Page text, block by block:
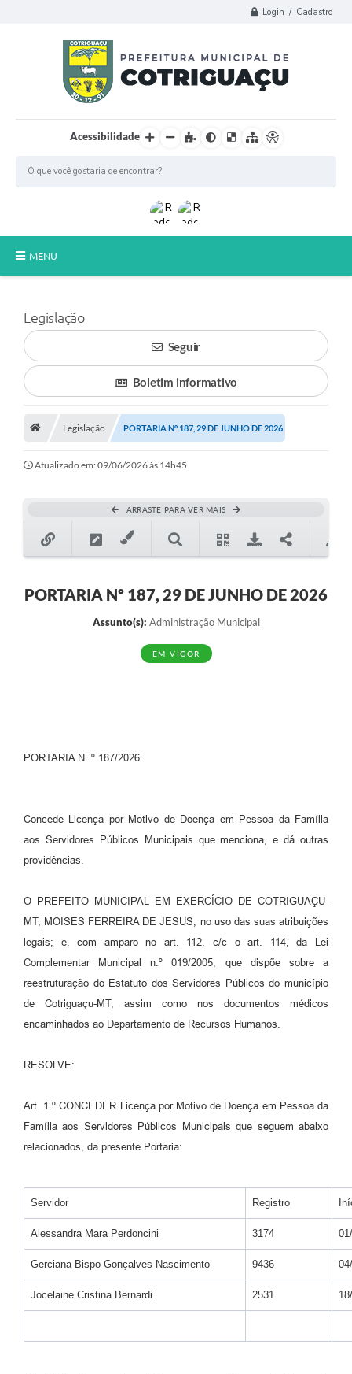
Login / Cadastro
Acessibilidade
MENU
Poder Legislativo
A Prefeitura
Município
Galeria de Fotos
Ouvidoria
Obras
Contas Públicas
Legislação
Serviços Online
Telefones Úteis
Enquete
Agenda
Diário Oficial
Legislação
Seguir
Boletim informativo
Legislação PORTARIA Nº 187, 29 DE JUNHO DE 2026
Atualizado em: 09/06/2026 às 14h45
ARRASTE PARA VER MAIS
PORTARIA Nº 187, 29 DE JUNHO DE 2026
Assunto(s): Administração Municipal
EM VIGOR
PORTARIA N. º 187/2026.
Concede Licença por Motivo de Doença em Pessoa da Família
aos Servidores Públicos Municipais que menciona, e dá outras
providências.
O PREFEITO MUNICIPAL EM EXERCÍCIO DE COTRIGUAÇU-
MT, MOISES FERREIRA DE JESUS, no uso das suas atribuições
legais; e, com amparo no art. 112, c/c o art. 114, da Lei
Complementar Municipal n.º 019/2005, que dispõe sobre a
reestruturação do Estatuto dos Servidores Públicos do município
de Cotriguaçu-MT, assim como nos documentos médicos
encaminhados ao Departamento de Recursos Humanos.
RESOLVE:
Art. 1.º CONCEDER Licença por Motivo de Doença em Pessoa da
Família aos Servidores Públicos Municipais que seguem abaixo
relacionados, da presente Portaria:
Servidor Registro
Alessandra Mara Perdoncini 3174
Gerciana Bispo Gonçalves Nascimento 9436
Jocelaine Cristina Bernardi 2531